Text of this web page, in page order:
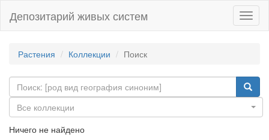
Депозитарий живых систем
Растения Коллекции Поиск
Все коллекции
Ничего не найдено